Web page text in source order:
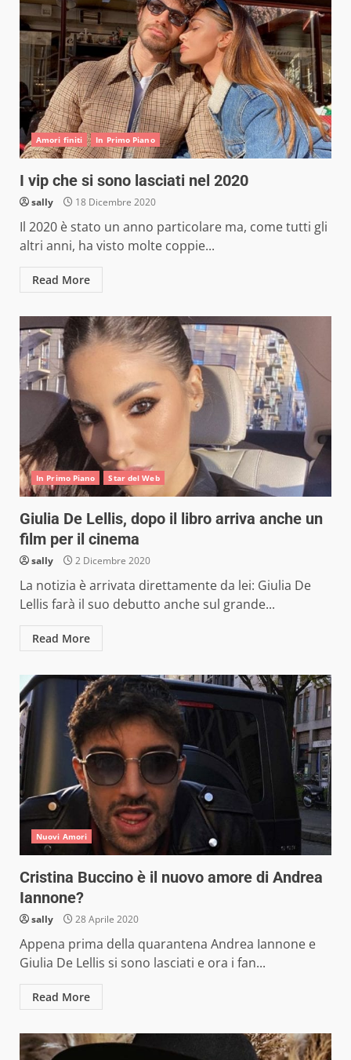
Amori finiti In Primo Piano
I vip che si sono lasciati nel 2020
sally 18 Dicembre 2020
Il 2020 è stato un anno particolare ma, come tutti gli
altri anni, ha visto molte coppie...
Read More
In Primo Piano Star del Web
Giulia De Lellis, dopo il libro arriva anche un
film per il cinema
sally 2 Dicembre 2020
La notizia è arrivata direttamente da lei: Giulia De
Lellis farà il suo debutto anche sul grande...
Read More
Nuovi Amori
Cristina Buccino è il nuovo amore di Andrea
Iannone?
sally 28 Aprile 2020
Appena prima della quarantena Andrea Iannone e
Giulia De Lellis si sono lasciati e ora i fan...
Read More